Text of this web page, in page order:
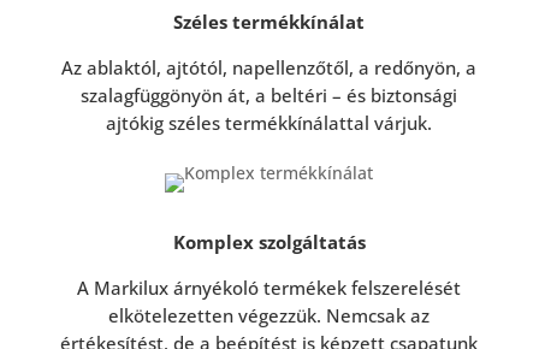
Széles termékkínálat
Az ablaktól, ajtótól, napellenzőtől, a redőnyön, a
szalagfüggönyön át, a beltéri – és biztonsági
ajtókig széles termékkínálattal várjuk.
Komplex szolgáltatás
A Markilux árnyékoló termékek felszerelését
elkötelezetten végezzük. Nemcsak az
értékesítést, de a beépítést is képzett csapatunk